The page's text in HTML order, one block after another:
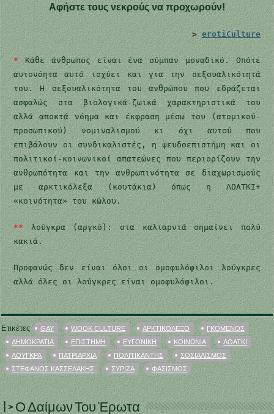
Αφήστε τους νεκρούς να προχωρούν!
> erotiCulture
*Κάθε άνθρωπος είναι ένα σύμπαν μοναδικό. Οπότε
αυτονόητα αυτό ισχύει και για την σεξουαλικότητά
του. Η σεξουαλικότητα του ανθρώπου που εδράζεται
ασφαλώς στα βιολογικά-ζωικά χαρακτηριστικά του
αλλά αποκτά νόημα και έκφραση μέσω του (ατομικού-
προσωπικού) νομιναλισμού κι όχι αυτού που
επιβάλουν οι συνδικαλιστές, η ψευδοεπιστήμη και οι
πολιτικοί-κοινωνικοί απατεώνες που περιορίζουν την
ανθρωπότητα και την ανθρωπινότητα σε διαχωρισμούς
με αρκτικόλεξα (κουτάκια) όπως η ΛΟΑΤΚΙ+
«κοινότητα» του κώλου.
** λούγκρα (αργκό): στα καλιαρντά σημαίνει πολύ
κακιά.
Προφανώς δεν είναι όλοι οι ομοφυλόφιλοι λούγκρες
αλλά όλες οι λούγκρες είναι ομοφυλόφιλοι.
Ετικέτες GAY WOOK CULTURE ΑΡΚΤΙΚΌΛΕΞΟ
ΓΚΌΜΕΝΟΣ
ΔΗΜΟΚΡΑΤΊΑ
ΕΠΙΣΤΉΜΗ ΕΥΓΟΝΙΚΉ ΚΟΙΝΩΝΊΑ
ΛΟΑΤΚΙ
ΛΟΎΓΚΡΑ
ΠΑΤΡΙΑΡΧΊΑ ΠΟΛΙΤΙΚΆΝΤΗΣ
ΣΟΣΙΑΛΙΣΜΌΣ
ΣΤΈΦΑΝΟΣ ΚΑΣΣΕΛΆΚΗΣ
ΣΥΡΙΖΑ ΦΑΣΙΣΜΌΣ
|> Ο Δαίμων Του Έρωτα